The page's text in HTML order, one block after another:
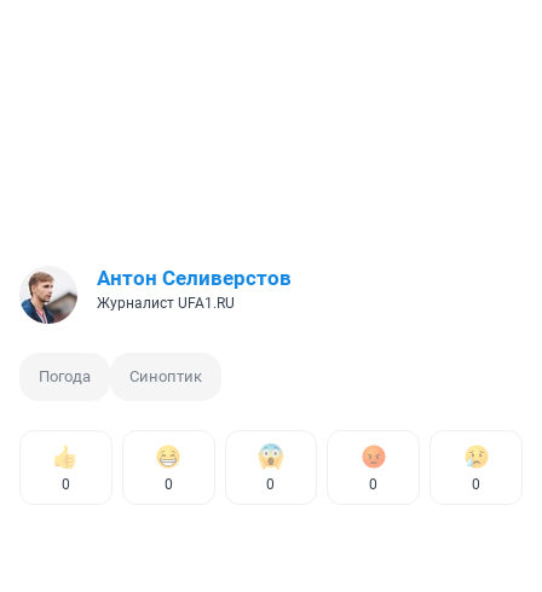
Антон Селиверстов
Журналист UFA1.RU
Погода Синоптик
0 0 0 0 0